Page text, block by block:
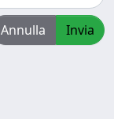
Annulla Invia